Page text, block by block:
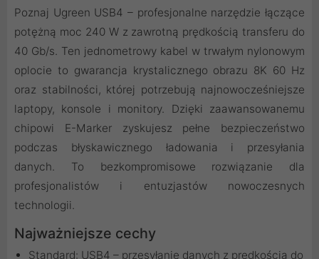
Poznaj Ugreen USB4 – profesjonalne narzędzie łączące
potężną moc 240 W z zawrotną prędkością transferu do
40 Gb/s. Ten jednometrowy kabel w trwałym nylonowym
oplocie to gwarancja krystalicznego obrazu 8K 60 Hz
oraz stabilności, której potrzebują najnowocześniejsze
laptopy, konsole i monitory. Dzięki zaawansowanemu
chipowi E-Marker zyskujesz pełne bezpieczeństwo
podczas błyskawicznego ładowania i przesyłania
danych. To bezkompromisowe rozwiązanie dla
profesjonalistów i entuzjastów nowoczesnych
technologii.
Najważniejsze cechy
Standard: USB4 – przesyłanie danych z prędkością do